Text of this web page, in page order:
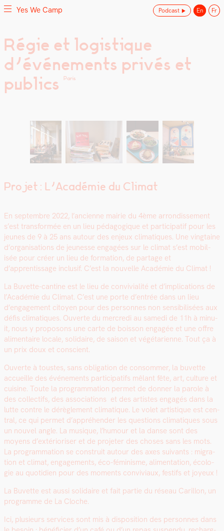
Skip
to
content
Yes We Camp
Utilisation inventive des espaces disponibles
Régie et logistique
d’événements privés et
publics
Paris
Projet : L’Académie du Climat
En sep­tem­bre 2022, l’ancienne mairie du 4ème arrondisse­ment
s’est trans­for­mée en un lieu péd­a­gogique et par­tic­i­patif pour les
jeunes de 9 à 25 ans autour des enjeux cli­ma­tiques. Une ving­taine
d’organisations de jeunesse engagées sur le cli­mat s’est mobil­
isée pour créer un lieu de for­ma­tion, de partage et
d’apprentissage inclusif. C’est la nou­velle Académie du Cli­mat !
La Buvette-can­tine est le lieu de con­vivi­al­ité et d’implications de
l’Académie du Cli­mat. C’est une porte d’entrée dans un lieu
d’engagement citoyen pour des per­son­nes non sen­si­bil­isées aux
défis cli­ma­tiques. Ouverte du mer­cre­di au same­di de 11h à minu­
it, nous y pro­posons une carte de bois­son engagée et une offre
ali­men­taire locale, sol­idaire, de sai­son et végé­tari­enne. Tout ça à
un prix doux et con­scient.
Ouverte à tou­stes, sans oblig­a­tion de con­som­mer, la buvette
accueille des événe­ments par­tic­i­pat­ifs mêlant fête, art, cul­ture et
cui­sine. Toute la pro­gram­ma­tion per­met de don­ner la parole à
des col­lec­tifs, des asso­ci­a­tions et des artistes engagés dans la
lutte con­tre le dérè­gle­ment cli­ma­tique. Le volet artis­tique est cen­
tral, ce qui per­met d’appréhender les ques­tions cli­ma­tiques sous
un nou­v­el angle. La musique, l’humour et la danse sont des
moyens d’extérioriser et de pro­jeter des choses sans les mots.
La pro­gram­ma­tion se con­stru­it autour des axes suiv­ants : migra­
tion et cli­mat, engage­ments, éco-fémin­isme, ali­men­ta­tion, écolo­
gie au quo­ti­di­en pour des moments con­vivi­aux, fes­tifs et joyeux !
La Buvette est aus­si sol­idaire et fait par­tie du réseau Car­il­lon, un
pro­gramme de La Cloche.
Ici, plusieurs ser­vices sont mis à dis­po­si­tion des per­son­nes dans
Yes We Camp Podcast En Fr